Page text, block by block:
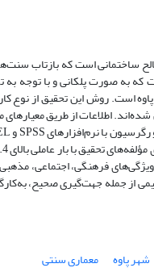
ساختمانی است که بازتاب
که به صورت پلکانی و با توجه
روش این تحقیق از نوع
اطلاعات از طریق
فرهنگی، اجتماعی،
از جمله جهت‌گیری صحیح،
شهر پاوه
معماری سنتی